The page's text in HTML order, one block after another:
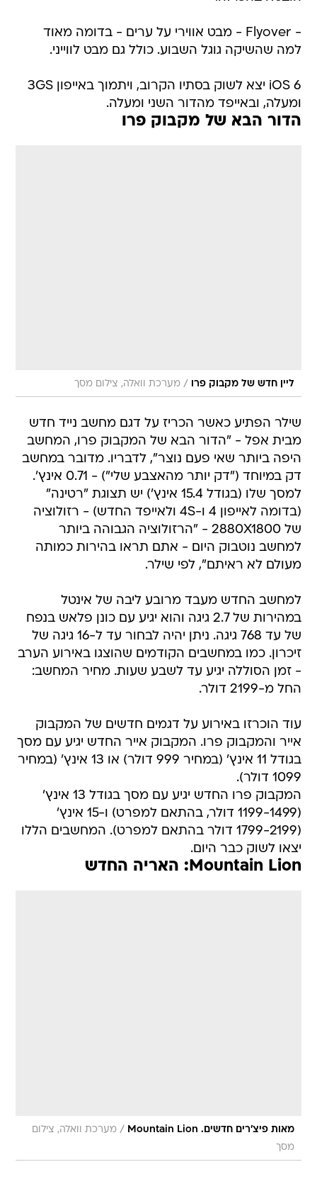
- Flyover - מבט אווירי על ערים - בדומה מאוד
למה שהשיקה גוגל השבוע. כולל גם מבט לווייני.
iOS 6 יצא לשוק בסתיו הקרוב, ויתמוך באייפון 3GS
ומעלה, ובאייפד מהדור השני ומעלה.
הדור הבא של מקבוק פרו
ליין חדש של מקבוק פרו / מערכת וואלה, צילום מסך
שילר הפתיע כאשר הכריז על דגם מחשב נייד חדש
מבית אפל - "הדור הבא של המקבוק פרו, המחשב
היפה ביותר שאי פעם נוצר", לדבריו. מדובר במחשב
דק במיוחד ("דק יותר מהאצבע שלי") - 0.71 אינץ'.
למסך שלו (בגודל 15.4 אינץ') יש תצוגת "רטינה"
(בדומה לאייפון 4 ו-4S ולאייפד החדש) - רזולוציה
של 2880X1800 - "הרזולוציה הגבוהה ביותר
למחשב נוטבוק היום - אתם תראו בהירות כמותה
מעולם לא ראיתם", לפי שילר.
למחשב החדש מעבד מרובע ליבה של אינטל
במהירות של 2.7 גיגה והוא יגיע עם כונן פלאש בנפח
של עד 768 גיגה. ניתן יהיה לבחור עד ל-16 גיגה של
זיכרון. כמו במחשבים הקודמים שהוצגו באירוע הערב
- זמן הסוללה יגיע עד לשבע שעות. מחיר המחשב:
החל מ-2199 דולר.
עוד הוכרזו באירוע על דגמים חדשים של המקבוק
אייר והמקבוק פרו. המקבוק אייר החדש יגיע עם מסך
בגודל 11 אינץ' (במחיר 999 דולר) או 13 אינץ' (במחיר
1099 דולר).
המקבוק פרו החדש יגיע עם מסך בגודל 13 אינץ'
(1199-1499 דולר, בהתאם למפרט) ו-15 אינץ'
(1799-2199 דולר בהתאם למפרט). המחשבים הללו
יצאו לשוק כבר היום.
Mountain Lion: האריה החדש
מאות פיצ'רים חדשים. Mountain Lion / מערכת וואלה, צילום
מסך